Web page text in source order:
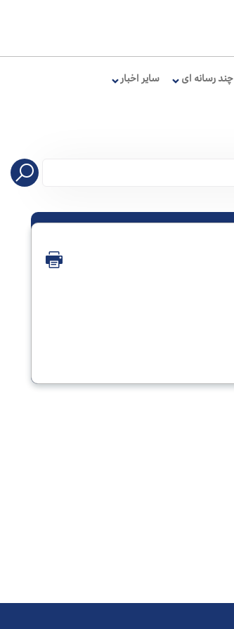
چند رسانه ای سایر اخبار